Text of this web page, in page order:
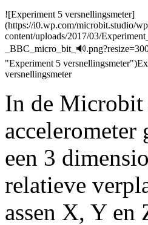
![Experiment 5 versnellingsmeter]
(https://i0.wp.com/microbit.studio/
content/uploads/2017/03/
"Experiment 5
versnellingsmeter
In de Microbit
accelerometer
een 3
relatieve
assen X, Y en